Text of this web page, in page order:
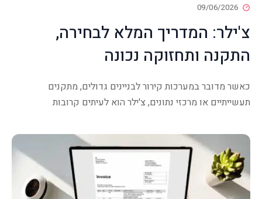
09/06/2026
צ'ילר: המדריך המלא לבחירה,
התקנה ותחזוקה נכונה
כאשר מדובר במערכות קירור לבניינים גדולים, מתקנים
תעשייתיים או מרכזי נתונים, צ'ילר הוא לעיתים קרובות